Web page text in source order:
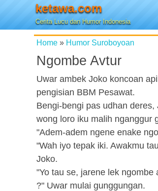
ketawa.com
Cerita Lucu dan Humor Indonesia
Home » Humor Suroboyoan
Ngombe Avtur
Uwar ambek Joko koncoan
pengisian BBM Pesawat.
Bengi-bengi pas udhan
wong loro iku malih nganggur
"Adem-adem ngene enake
"Wah iyo tepak iki. Awakmu
Joko.
"Yo tau se, jarene lek
?" Uwar mulai gunggungan.